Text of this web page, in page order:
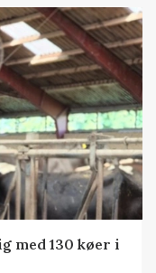
med 130 køer i